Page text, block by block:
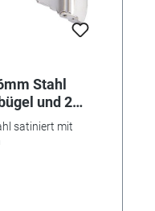
Stahl
und 2
satiniert mit